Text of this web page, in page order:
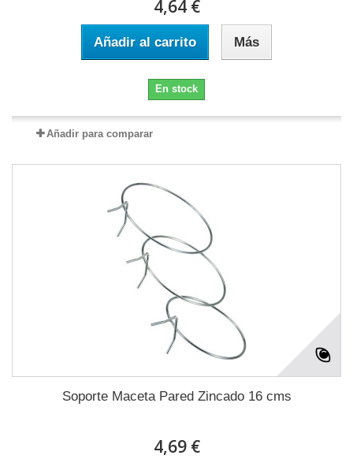
4,64 €
Añadir al carrito Más
En stock
Añadir para comparar
Soporte Maceta Pared Zincado 16 cms
4,69 €